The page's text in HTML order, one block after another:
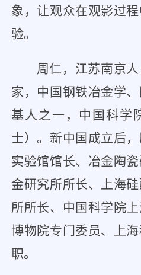
象，让观众在观影过
验。
周仁，江苏南京人
家，中国钢铁冶金学
基人之一，中国科学
士）。新中国成立后
实验馆馆长、冶金陶
金研究所所长、上海
所所长、中国科学院
博物院专门委员、上
职。